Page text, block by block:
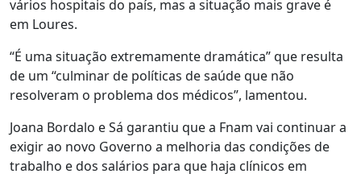
vários hospitais do país, mas a situação mais grave é
em Loures.
“É uma situação extremamente dramática” que resulta
de um “culminar de políticas de saúde que não
resolveram o problema dos médicos”, lamentou.
Joana Bordalo e Sá garantiu que a Fnam vai continuar a
exigir ao novo Governo a melhoria das condições de
trabalho e dos salários para que haja clínicos em